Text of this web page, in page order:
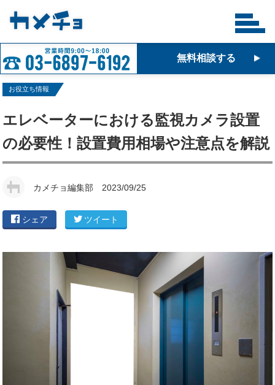
無料相談する
お役立ち情報
エレベーターにおける監視カメラ設置
の必要性！設置費用相場や注意点を解説
カメチョ編集部 2023/09/25
シェア ツイート